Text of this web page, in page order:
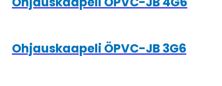
Ohjauskaapeli ÖPVC-JB 3G6